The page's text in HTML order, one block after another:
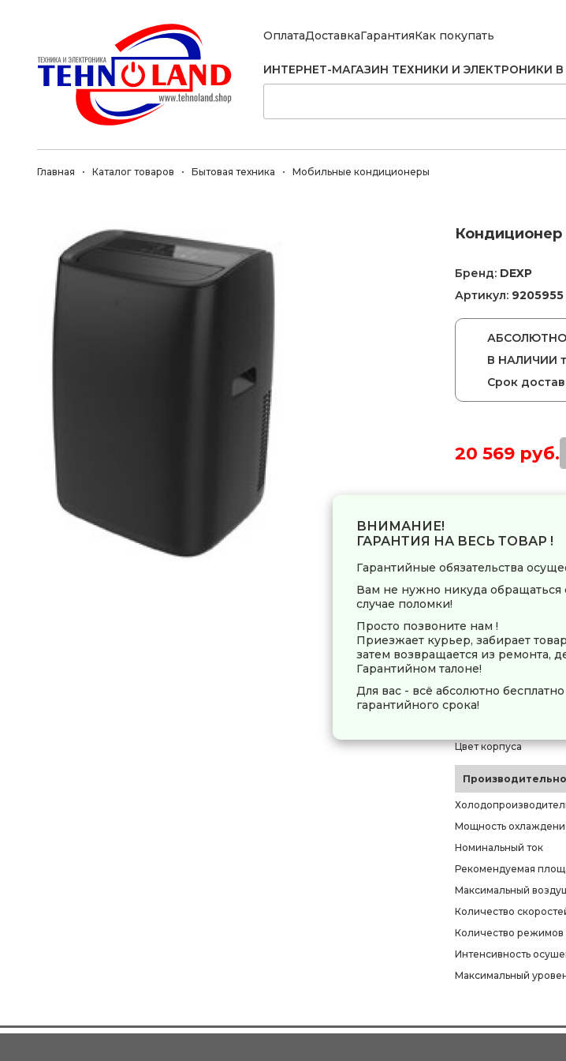
ОплатаДоставкаГарантияКак покупать
ИНТЕРНЕТ-МАГАЗИН ТЕХНИКИ И ЭЛЕКТРОНИКИ
Главная Каталог товаров Бытовая техника Мобильные кондиционеры
Кондиционер
Бренд: DEXP
Артикул: 9205955
АБСОЛЮТНО
В НАЛИЧИИ
Срок
20 569 руб.
Мобильный
комфортного
поддерживает
использовании,
интерьер.
идеально
Заводские данные
Страна-производитель
Тип
Цвет корпуса
Мощность
Номинальный ток
Рекомендуемая
Максимальный
Количество
Количество режимов
Интенсивность
Максимальный
ВНИМАНИЕ!
ГАРАНТИЯ НА ВЕСЬ ТОВАР !
Гарантийные обязательства
Вам не нужно никуда обращаться
случае поломки!
Просто позвоните нам !
Приезжает курьер, забирает
затем возвращается из ремонта,
Гарантийном талоне!
Для вас - всё абсолютно
гарантийного срока!